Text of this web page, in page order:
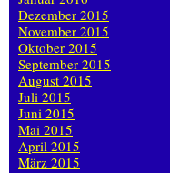
Dezember 2015
November 2015
Oktober 2015
September 2015
August 2015
Juli 2015
Juni 2015
Mai 2015
April 2015
März 2015